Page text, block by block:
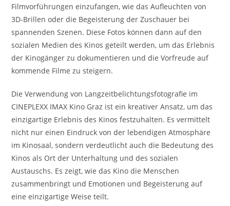
Filmvorführungen einzufangen, wie das Aufleuchten von
3D-Brillen oder die Begeisterung der Zuschauer bei
spannenden Szenen. Diese Fotos können dann auf den
sozialen Medien des Kinos geteilt werden, um das Erlebnis
der Kinogänger zu dokumentieren und die Vorfreude auf
kommende Filme zu steigern.
Die Verwendung von Langzeitbelichtungsfotografie im
CINEPLEXX IMAX Kino Graz ist ein kreativer Ansatz, um das
einzigartige Erlebnis des Kinos festzuhalten. Es vermittelt
nicht nur einen Eindruck von der lebendigen Atmosphäre
im Kinosaal, sondern verdeutlicht auch die Bedeutung des
Kinos als Ort der Unterhaltung und des sozialen
Austauschs. Es zeigt, wie das Kino die Menschen
zusammenbringt und Emotionen und Begeisterung auf
eine einzigartige Weise teilt.